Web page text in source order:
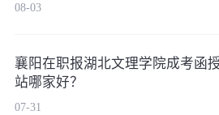
08-03
襄阳在职报湖北文理学院成考函
站哪家好？
07-31